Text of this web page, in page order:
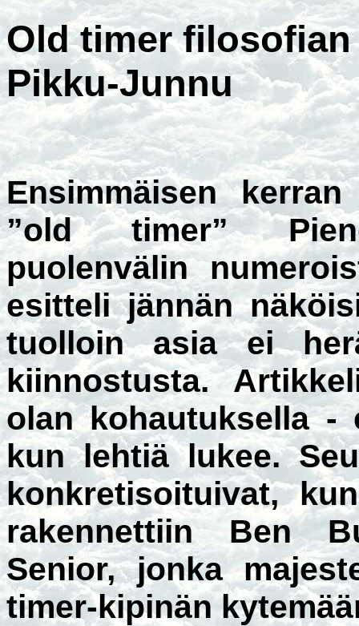
Old timer
Pikku-Junnu
Ensimmäisen
”old timer”
puolenvälin
esitteli jännän
tuolloin asia ei
kiinnostusta.
olan kohautuksella -
kun lehtiä lukee.
konkretisoituivat,
rakennettiin Ben
Senior, jonka
timer-kipinän